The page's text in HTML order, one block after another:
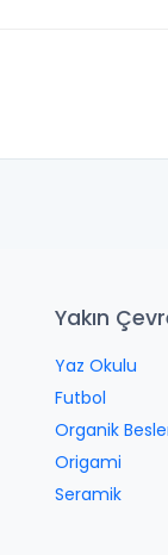
Yakın
Yaz Okulu
Futbol
Organik
Origami
Seramik